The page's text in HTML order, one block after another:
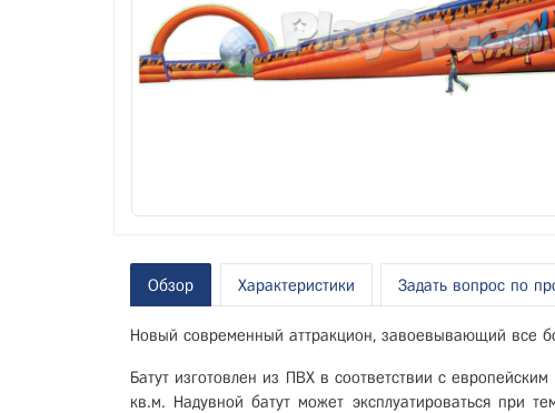
Обзор Характеристики Задать вопрос по
Новый современный аттракцион, завоевывающий все
Батут изготовлен из ПВХ в соответствии с
кв.м. Надувной батут может эксплуатироваться при